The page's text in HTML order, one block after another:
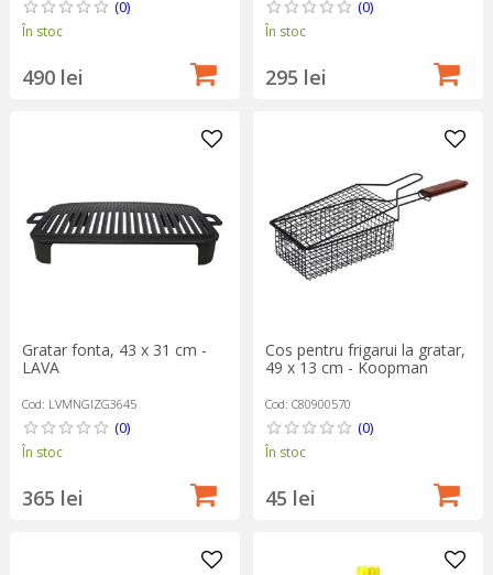
(0)
În stoc
490 lei
(0)
În stoc
295 lei
Gratar fonta, 43 x 31 cm -
LAVA
Cod: LVMNGIZG3645
(0)
În stoc
365 lei
Cos pentru frigarui la gratar,
49 x 13 cm - Koopman
Cod: C80900570
(0)
În stoc
45 lei